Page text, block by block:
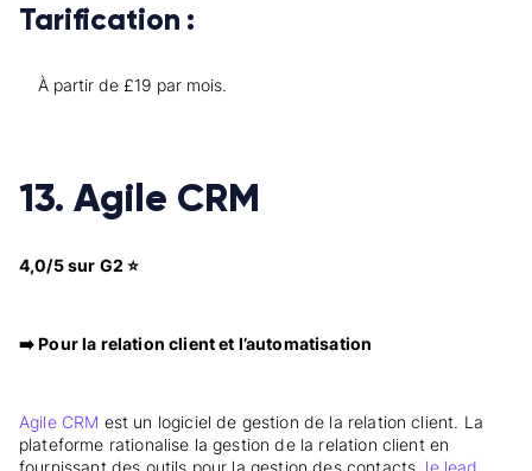
Tarification :
À partir de £19 par mois.
13. Agile CRM
4,0/5 sur G2 ⭐
➡️ Pour la relation client et l’automatisation
Agile CRM est un logiciel de gestion de la relation client. La
plateforme rationalise la gestion de la relation client en